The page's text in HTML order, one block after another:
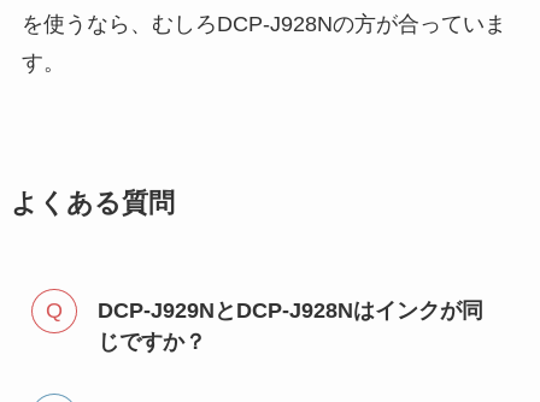
を使うなら、むしろDCP-J928Nの方が合っていま
す。
よくある質問
DCP-J929NとDCP-J928Nはインクが同
じですか？